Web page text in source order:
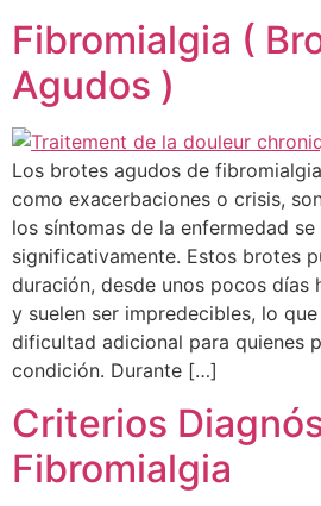
Fibromialgia (
Agudos )
Los brotes agudos de
como exacerbaciones o crisis,
los síntomas de la enfermedad
significativamente. Estos brotes
duración, desde unos pocos días
y suelen ser impredecibles, lo
dificultad adicional para quienes
condición. Durante […]
Criterios
Fibromialgia